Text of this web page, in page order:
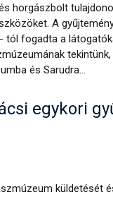
horgászbolt
A
tól fogadta a
és Sarudra…
egykori
küldetését